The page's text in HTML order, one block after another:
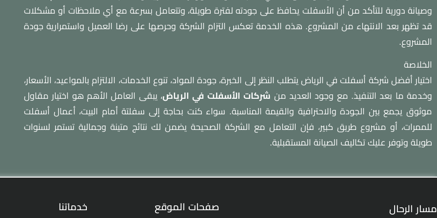
وصيانة دورية للتأكد من أن الأسفلت يحافظ على جودته لفترة طويلة، وتتعامل بسرعة مع أي ملاحظات أو مشكلات
قد تظهر بعد الانتهاء من المشروع. هذه الخدمة تعكس التزام الشركة وحرصها على رضا العميل واستمرارية جودة
المشروع.
الخلاصة
اختيار أفضل شركة أسفلت في الرياض يتطلب النظر إلى الخبرة، جودة المواد، تنوع الخدمات، الالتزام بالمواعيد، الأسعار،
وخدمة ما بعد التنفيذ. مع وجود العديد من شركات الأسفلت في الرياض، يبقى العامل الأهم هو اختيار مقاول
موثوق يجمع بين الجودة والاحترافية والقيمة المناسبة. سواء كنت بحاجة إلى سفلتة أمام البيت، أعمال أسفلت
للممرات، أو مشروع طريق كبير، فإن التعامل مع الشركة الصحيحة يضمن لك نتائج متينة وجمالية تستمر لسنوات
طويلة وتوفر عليك تكاليف الصيانة المستقبلية.
مسار الرحال صفحات الموقع خدماتنا